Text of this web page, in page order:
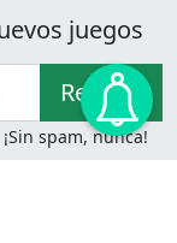
juegos
Recibir!
spam, nunca!